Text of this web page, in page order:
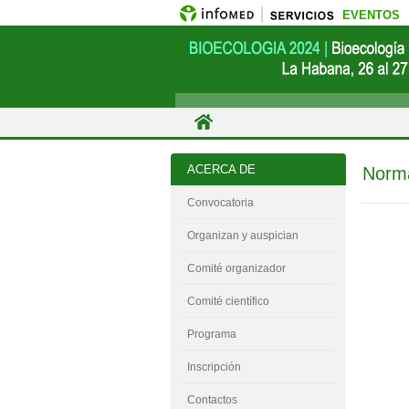
EVENTOS
ACERCA DE
Convocatoria
Organizan y auspician
Comité organizador
Comité científico
Programa
Inscripción
Contactos